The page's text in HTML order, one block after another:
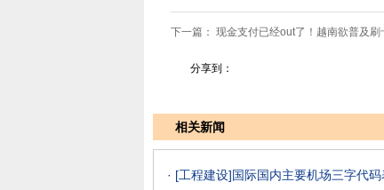
下一篇： 现金支付已经out了！越南欲普及刷
分享到：
相关新闻
· [工程建设]国际国内主要机场三字代码